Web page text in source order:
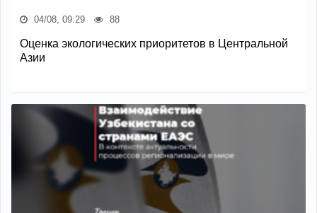
04/08, 09:29 88
Оценка экологических приоритетов в Центральной
Азии